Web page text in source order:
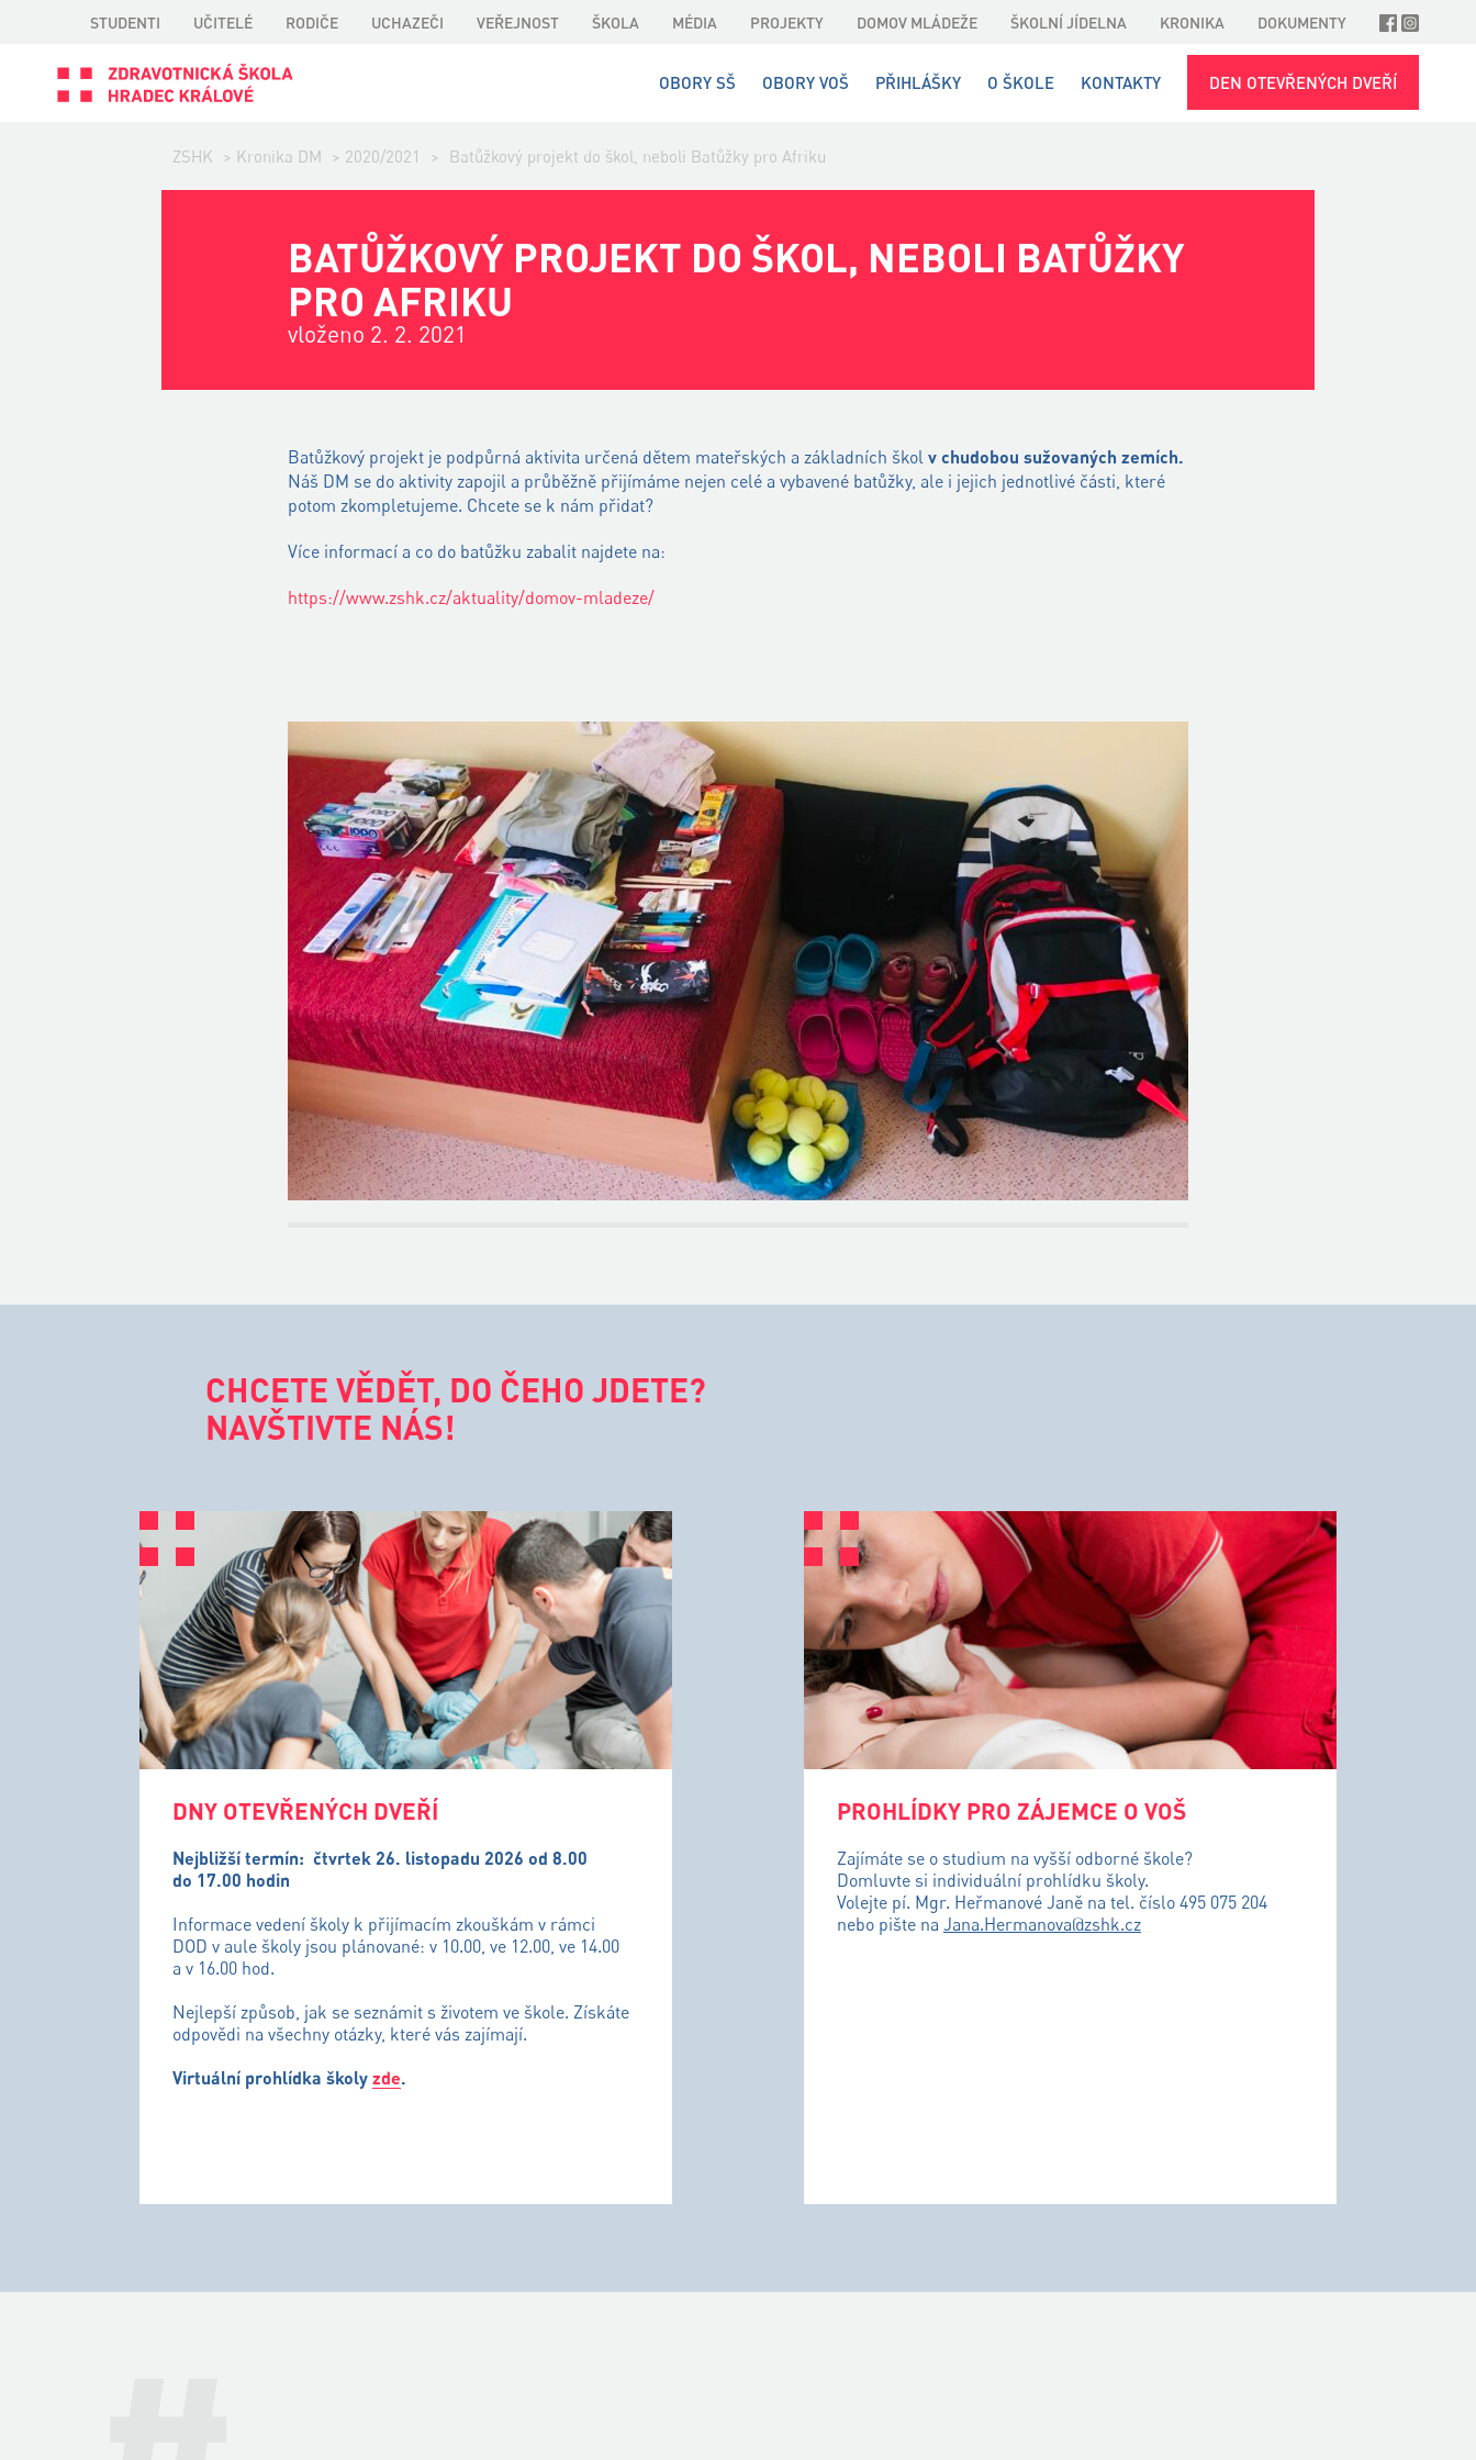
STUDENTI UČITELÉ RODIČE UCHAZEČI VEŘEJNOST ŠKOLA MÉDIA PROJEKTY DOMOV MLÁDEŽE ŠKOLNÍ JÍDELNA KRONIKA DOKUMENTY
OBORY SŠ OBORY VOŠ PŘIHLÁŠKY O ŠKOLE KONTAKTY DEN OTEVŘENÝCH DVEŘÍ
ZSHK > Kronika DM > 2020/2021 > Batůžkový projekt do škol, neboli Batůžky pro Afriku
BATŮŽKOVÝ PROJEKT DO ŠKOL, NEBOLI BATŮŽKY
PRO AFRIKU
vloženo 2. 2. 2021
Batůžkový projekt je podpůrná aktivita určená dětem mateřských a základních škol v chudobou sužovaných zemích.
Náš DM se do aktivity zapojil a průběžně přijímáme nejen celé a vybavené batůžky, ale i jejich jednotlivé části, které
potom zkompletujeme. Chcete se k nám přidat?
Více informací a co do batůžku zabalit najdete na:
https://www.zshk.cz/aktuality/domov-mladeze/
CHCETE VĚDĚT, DO ČEHO JDETE?
NAVŠTIVTE NÁS!
DNY OTEVŘENÝCH DVEŘÍ
Nejbližší termín: čtvrtek 26. listopadu 2026 od 8.00
do 17.00 hodin
Informace vedení školy k přijímacím zkouškám v rámci
DOD v aule školy jsou plánované: v 10.00, ve 12.00, ve 14.00
a v 16.00 hod.
Nejlepší způsob, jak se seznámit s životem ve škole. Získáte
odpovědi na všechny otázky, které vás zajímají.
Virtuální prohlídka školy zde.
PROHLÍDKY PRO ZÁJEMCE O VOŠ
Zajímáte se o studium na vyšší odborné škole?
Domluvte si individuální prohlídku školy.
Volejte pí. Mgr. Heřmanové Janě na tel. číslo 495 075 204
nebo pište na Jana.Hermanova@zshk.cz